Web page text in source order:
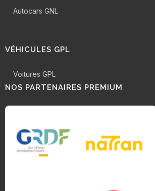
Autocars GNL
VÉHICULES GPL
Voitures GPL
NOS PARTENAIRES PREMIUM